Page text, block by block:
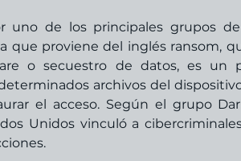
uno de los principales grupos
que proviene del inglés ransom,
o secuestro de datos, es un
archivos del
el acceso. Según el grupo
Unidos vinculó a